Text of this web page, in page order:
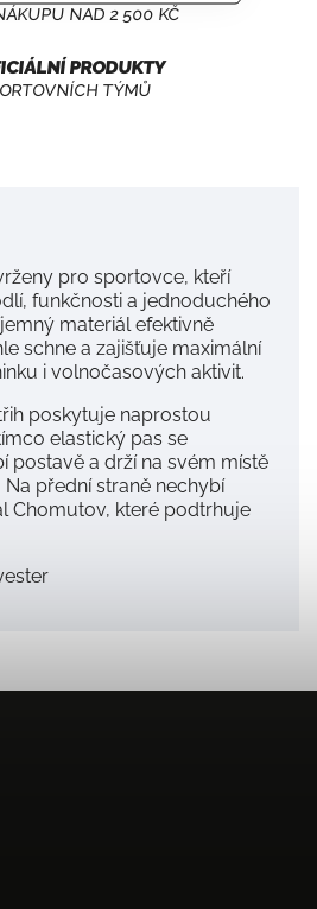
NAD 2 500 KČ
PRODUKTY
TÝMŮ
pro sportovce, kteří
funkčnosti a jednoduchého
materiál efektivně
schne a zajišťuje maximální
i volnočasových aktivit.
poskytuje naprostou
elastický pas se
postavě a drží na svém místě
přední straně nechybí
Chomutov, které podtrhuje